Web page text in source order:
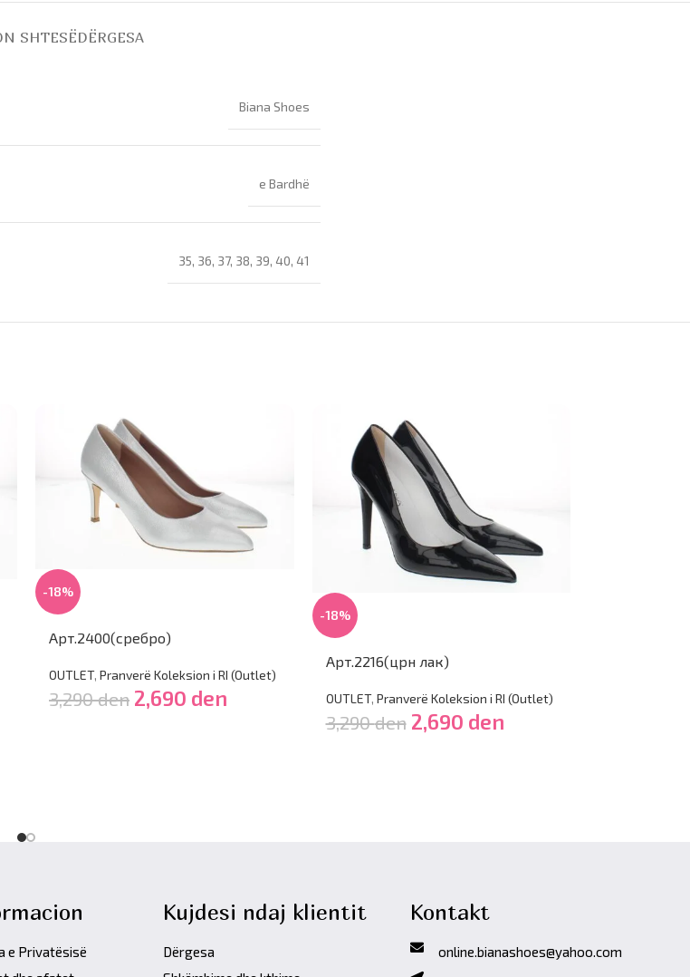
SHTESËDËRGESA
Biana Shoes
e Bardhë
35, 36, 37, 38, 39, 40, 41
-18%
Арт.2400(сребро)
OUTLET, Pranverë Koleksion i RI (Outlet)
3,290den 2,690 den
-18%
Арт.2216(црн лак)
OUTLET, Pranverë Koleksion i RI (Outlet)
3,290den 2,690 den
e Privatësisë
Kujdesi ndaj klientit
Dërgesa
Kontakt
online.bianashoes@yahoo.com